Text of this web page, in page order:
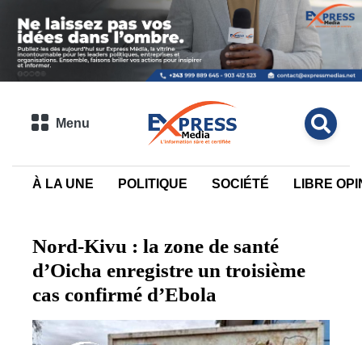
Menu
À LA UNE POLITIQUE SOCIÉTÉ LIBRE
Nord-Kivu : la zone de santé
d’Oicha enregistre un troisième
cas confirmé d’Ebola